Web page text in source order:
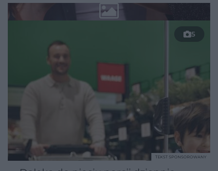
5
TEKST SPONSOROWANY